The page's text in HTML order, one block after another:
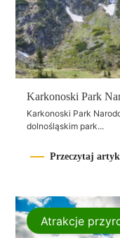
Karkonoski Park
Karkonoski Park
dolnośląskim park...
Przeczytaj
Atrakcje